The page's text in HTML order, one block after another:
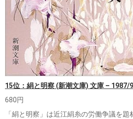
15位：絹と明察 (新潮文庫) 文庫 – 1987/
680円
「絹と明察」は近江絹糸の労働争議を